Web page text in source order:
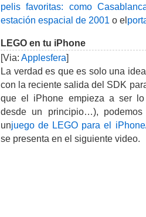
pelis favoritas: como
estación espacial de 2001 o el
LEGO en tu iPhone
[Via: Applesfera]
La verdad es que es solo una
con la reciente salida del SDK
que el iPhone empieza a ser
desde un principio…),
unjuego de LEGO para el
se presenta en el siguiente video.